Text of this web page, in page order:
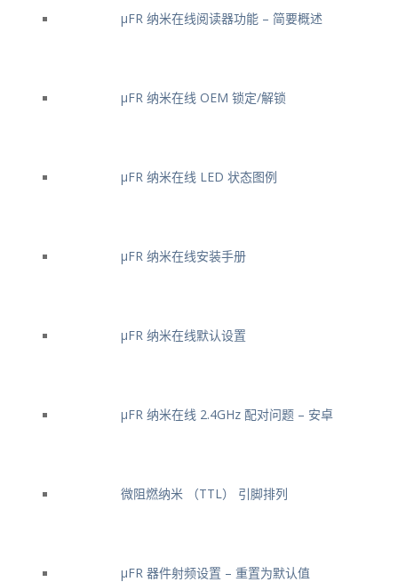
μFR 纳米在线阅读器功能 – 简要概述
μFR 纳米在线 OEM 锁定/解锁
μFR 纳米在线 LED 状态图例
μFR 纳米在线安装手册
μFR 纳米在线默认设置
μFR 纳米在线 2.4GHz 配对问题 – 安卓
微阻燃纳米 （TTL） 引脚排列
μFR 器件射频设置 – 重置为默认值